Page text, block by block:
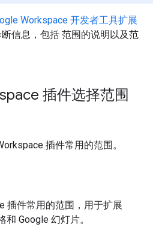
Workspace 开发者工具扩展
信息，包括 范围的说明以及范
插件选择范围
插件常用的范围。
插件常用的范围，用于扩展
Google 幻灯片。